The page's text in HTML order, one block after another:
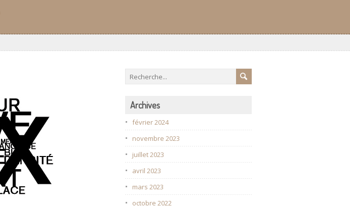
Archives
février 2024
novembre 2023
juillet 2023
avril 2023
mars 2023
octobre 2022